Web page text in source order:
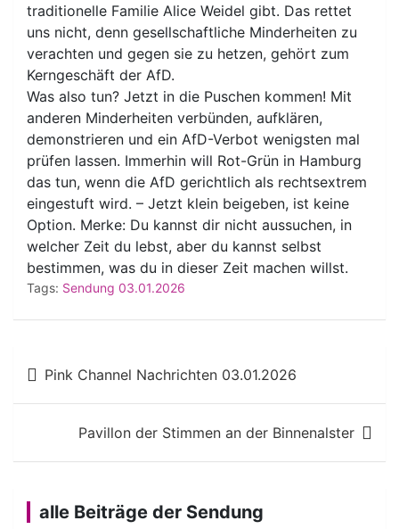
traditionelle Familie Alice Weidel gibt. Das rettet
uns nicht, denn gesellschaftliche Minderheiten zu
verachten und gegen sie zu hetzen, gehört zum
Kerngeschäft der AfD.
Was also tun? Jetzt in die Puschen kommen! Mit
anderen Minderheiten verbünden, aufklären,
demonstrieren und ein AfD-Verbot wenigsten mal
prüfen lassen. Immerhin will Rot-Grün in Hamburg
das tun, wenn die AfD gerichtlich als rechtsextrem
eingestuft wird. – Jetzt klein beigeben, ist keine
Option. Merke: Du kannst dir nicht aussuchen, in
welcher Zeit du lebst, aber du kannst selbst
bestimmen, was du in dieser Zeit machen willst.
Tags: Sendung 03.01.2026
Beitragsnavigation
Pink Channel Nachrichten 03.01.2026
Pavillon der Stimmen an der Binnenalster
alle Beiträge der Sendung